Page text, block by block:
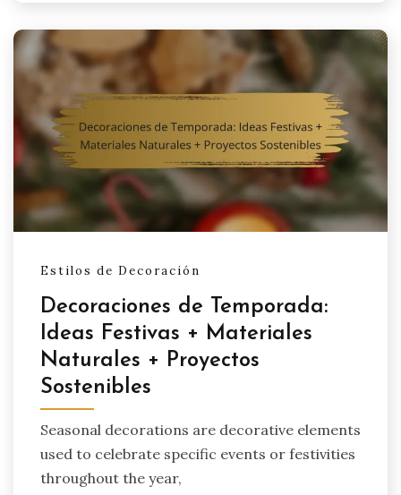
Estilos de Decoración
Decoraciones de Temporada:
Ideas Festivas + Materiales
Naturales + Proyectos
Sostenibles
Seasonal decorations are decorative elements
used to celebrate specific events or festivities
throughout the year,